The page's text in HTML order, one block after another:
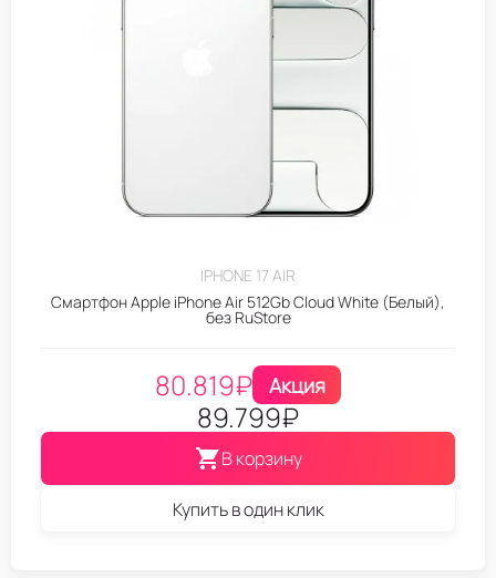
IPHONE 17 AIR
Смартфон Apple iPhone Air 512Gb Cloud White (Белый),
без RuStore
80.819₽ Акция
89.799₽
В корзину
Купить в один клик